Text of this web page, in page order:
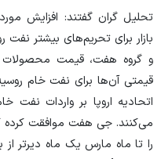
تحلیل گران گفتند: افزایش
بازار برای تحریم‌های بیشتر نفت
و گروه هفت، قیمت محصولات
قیمتی آن‌ها برای نفت خام
می‌کنند. جی هفت موافقت
را تا ماه مارس یک ماه دیرتر از